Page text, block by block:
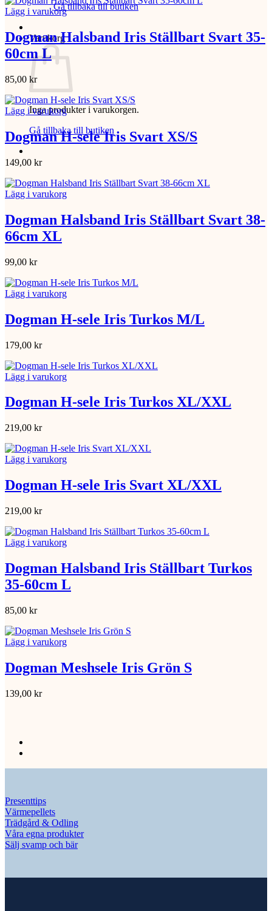
Gå tillbaka till butiken
Varukorg
Inga produkter i varukorgen.
Gå tillbaka till butiken
Lägg i varukorg
Dogman Halsband Iris Ställbart Svart 35-
60cm L
85,00 kr
Lägg i varukorg
Dogman H-sele Iris Svart XS/S
149,00 kr
Lägg i varukorg
Dogman Halsband Iris Ställbart Svart 38-
66cm XL
99,00 kr
Lägg i varukorg
Dogman H-sele Iris Turkos M/L
179,00 kr
Lägg i varukorg
Dogman H-sele Iris Turkos XL/XXL
219,00 kr
Lägg i varukorg
Dogman H-sele Iris Svart XL/XXL
219,00 kr
Lägg i varukorg
Dogman Halsband Iris Ställbart Turkos
35-60cm L
85,00 kr
Lägg i varukorg
Dogman Meshsele Iris Grön S
139,00 kr
Presenttips
Värmepellets
Trädgård & Odling
Våra egna produkter
Sälj svamp och bär